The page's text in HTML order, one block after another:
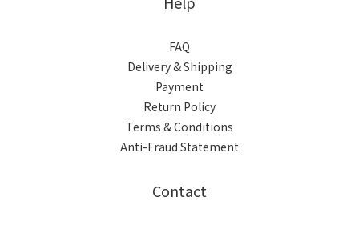
FAQ
Delivery & Shipping
Payment
Return Policy
Terms & Conditions
Anti-Fraud Statement
Contact